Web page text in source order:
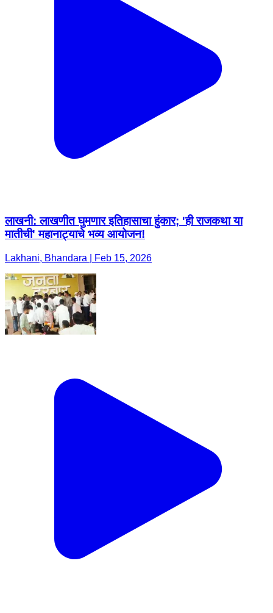
लाखनी: लाखणीत घुमणार इतिहासाचा हुंकार; 'ही राजकथा या
मातीची' महानाट्याचे भव्य आयोजन!
Lakhani, Bhandara | Feb 15, 2026